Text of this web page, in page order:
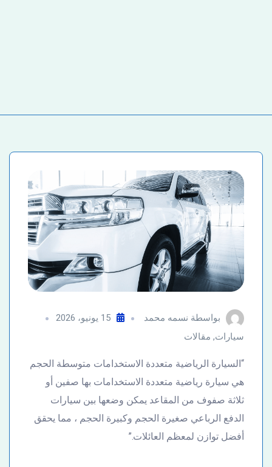
بواسطة نسمه محمد
15 يونيو، 2026
سيارات, مقالات
“السيارة الرياضية متعددة الاستخدامات متوسطة الحجم
هي سيارة رياضية متعددة الاستخدامات بها صفين أو
ثلاثة صفوف من المقاعد يمكن وضعها بين سيارات
الدفع الرباعي صغيرة الحجم وكبيرة الحجم ، مما يحقق
أفضل توازن لمعظم العائلات.”